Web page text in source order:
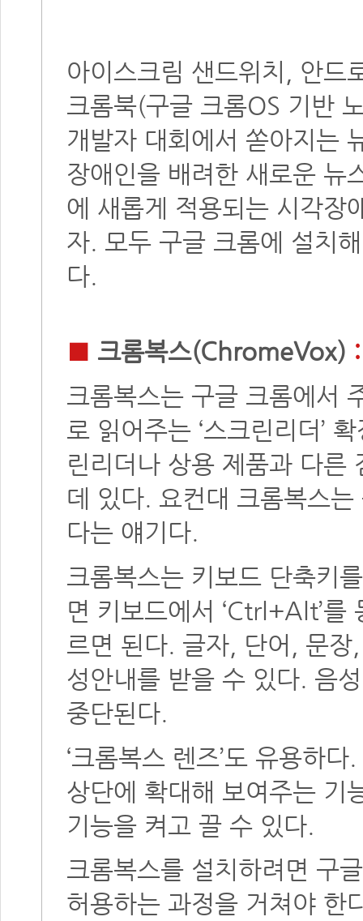
아이스크림 샌드위치, 안드
크롬북(구글 크롬OS 기반
개발자 대회에서 쏟아지는
장애인을 배려한 새로운 뉴
에 새롭게 적용되는 시각장
자. 모두 구글 크롬에 설치
다.
■ 크롬복스(ChromeVox)
크롬복스는 구글 크롬에서
로 읽어주는 ‘스크린리더’
린리더나 상용 제품과 다른
데 있다. 요컨대 크롬복스
다는 얘기다.
크롬복스는 키보드 단축키
면 키보드에서 ‘Ctrl+Alt’를
르면 된다. 글자, 단어, 문
성안내를 받을 수 있다. 음
중단된다.
‘크롬복스 렌즈’도 유용하
상단에 확대해 보여주는 기
기능을 켜고 끌 수 있다.
크롬복스를 설치하려면 구
허용하는 과정을 거쳐야 한